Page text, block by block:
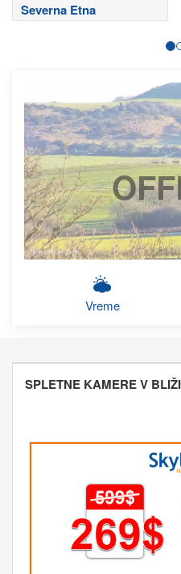
Severna Etna
Vreme
SPLETNE KAMERE V